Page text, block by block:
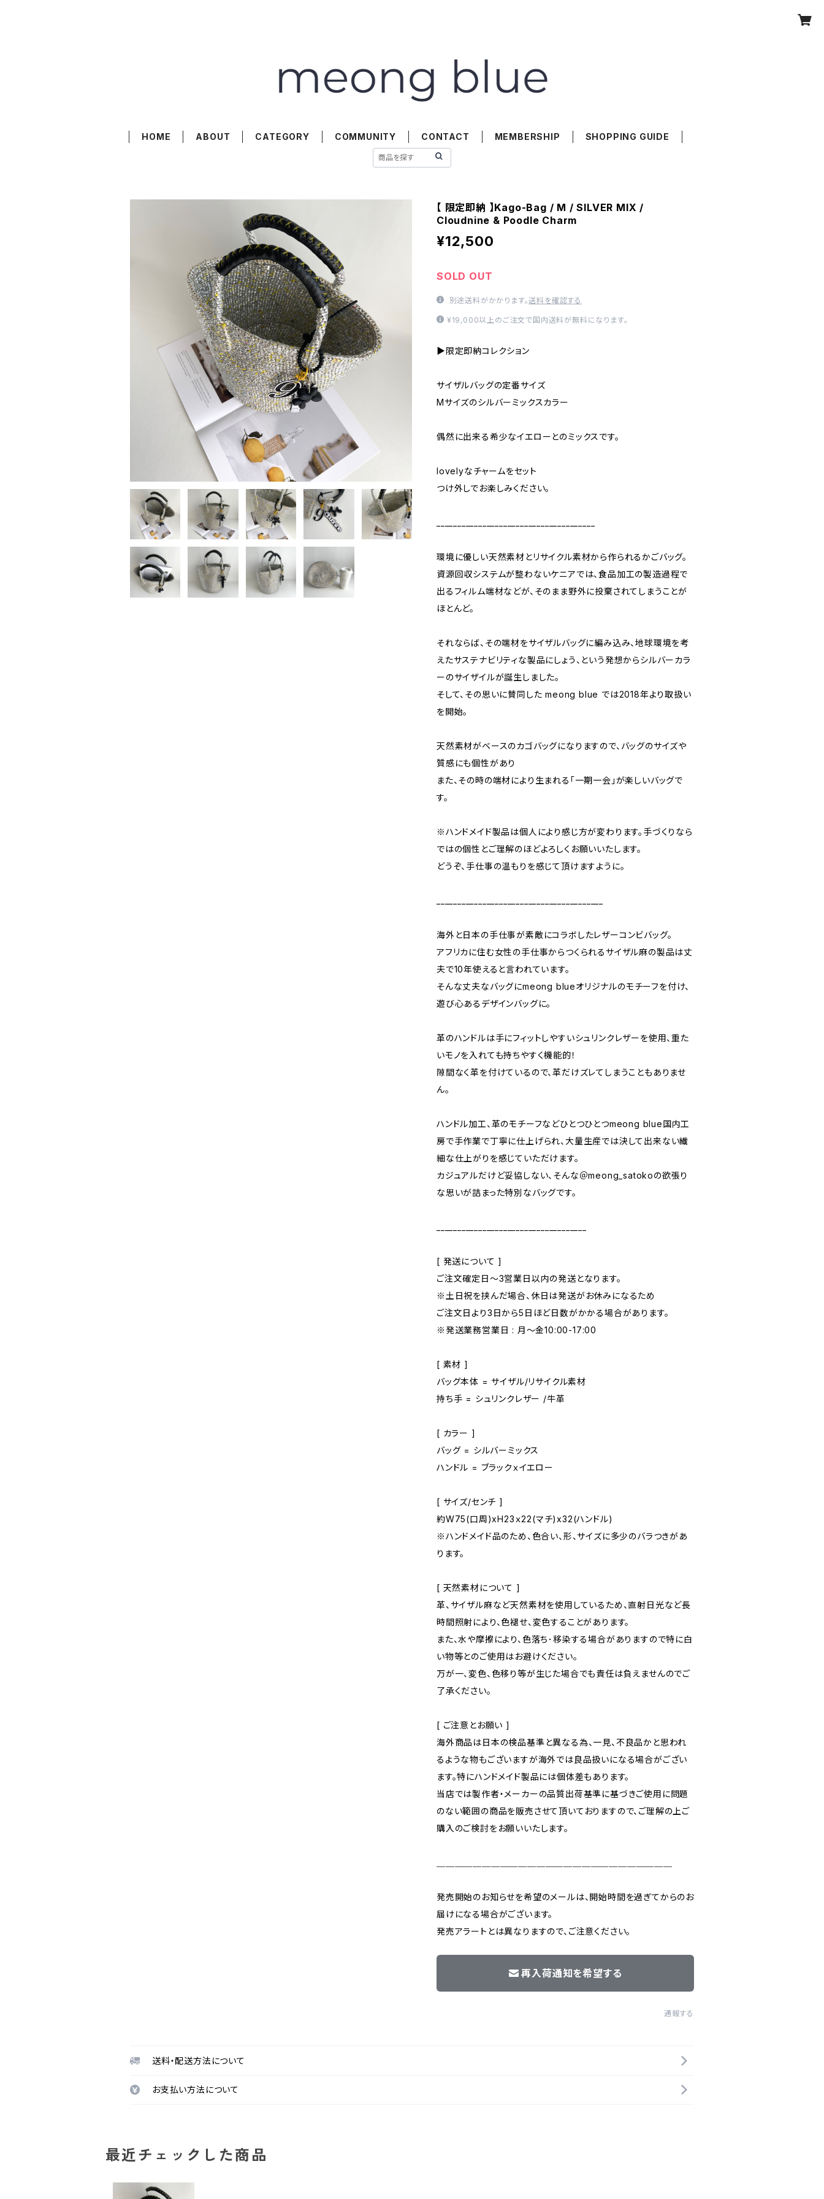
HOME ABOUT CATEGORY COMMUNITY CONTACT MEMBERSHIP SHOPPING GUIDE
【 限定即納 】Kago-Bag / M / SILVER MIX /
Cloudnine & Poodle Charm
¥12,500
SOLD OUT
別途送料がかかります。送料を確認する
¥19,000以上のご注文で国内送料が無料になります。
▶限定即納コレクション
サイザルバッグの定番サイズ
Mサイズのシルバーミックスカラー
偶然に出来る希少なイエローとのミックスです。
lovelyなチャームをセット
つけ外しでお楽しみください。
環境に優しい天然素材とリサイクル素材から作られるかごバッグ。
資源回収システムが整わないケニアでは、食品加工の製造過程で
出るフィルム端材などが、そのまま野外に投棄されてしまうことが
ほとんど。
それならば、その端材をサイザルバッグに編み込み、地球環境を考
えたサステナビリティな製品にしょう、という発想からシルバーカラ
ーのサイザイルが誕生しました。
そして、その思いに賛同した meong blue では2018年より取扱い
を開始。
天然素材がベースのカゴバッグになりますので、バッグのサイズや
質感にも個性があり
また、その時の端材により生まれる「一期一会」が楽しいバッグで
す。
※ハンドメイド製品は個人により感じ方が変わります。手づくりなら
ではの個性とご理解のほどよろしくお願いいたします。
どうぞ、手仕事の温もりを感じて頂けますように。
海外と日本の手仕事が素敵にコラボしたレザーコンビバッグ。
アフリカに住む女性の手仕事からつくられるサイザル麻の製品は丈
夫で10年使えると言われています。
そんな丈夫なバッグにmeong blueオリジナルのモチーフを付け、
遊び心あるデザインバッグに。
革のハンドルは手にフィットしやすいシュリンクレザーを使用、重た
いモノを入れても持ちやすく機能的！
隙間なく革を付けているので、革だけズレてしまうこともありませ
ん。
ハンドル加工、革のモチーフなどひとつひとつmeong blue国内工
房で手作業で丁寧に仕上げられ、大量生産では決して出来ない繊
細な仕上がりを感じていただけます。
カジュアルだけど妥協しない、そんな＠meong_satokoの欲張り
な思いが詰まった特別なバッグです。
[ 発送について ]
ご注文確定日〜3営業日以内の発送となります。
※土日祝を挟んだ場合、休日は発送がお休みになるため
ご注文日より3日から5日ほど日数がかかる場合があります。
※発送業務営業日 : 月～金10:00-17:00
[ 素材 ]
バッグ本体 = サイザル/リサイクル素材
持ち手 = シュリンクレザー /牛革
[ カラー ]
バッグ = シルバーミックス
ハンドル = ブラックｘイエロー
[ サイズ/センチ ]
約W75(口周)xH23ｘ22(マチ)x32(ハンドル)
※ハンドメイド品のため、色合い、形、サイズに多少のバラつきがあ
ります。
[ 天然素材について ]
革、サイザル麻など天然素材を使用しているため、直射日光など長
時間照射により、色褪せ、変色することがあります。
また、水や摩擦により、色落ち･移染する場合がありますので特に白
い物等とのご使用はお避けください。
万が一、変色、色移り等が生じた場合でも責任は負えませんのでご
了承ください。
[ ご注意とお願い ]
海外商品は日本の検品基準と異なる為、一見、不良品かと思われ
るような物もございますが海外では良品扱いになる場合がござい
ます。特にハンドメイド製品には個体差もあります。
当店では製作者・メーカーの品質出荷基準に基づきご使用に問題
のない範囲の商品を販売させて頂いておりますので、ご理解の上ご
購入のご検討をお願いいたします。
発売開始のお知らせを希望のメールは、開始時間を過ぎてからのお
届けになる場合がございます。
発売アラートとは異なりますので、ご注意ください。
再入荷通知を希望する
通報する
送料・配送方法について
お支払い方法について
最近チェックした商品